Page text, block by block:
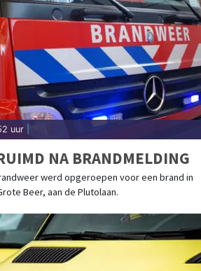
uur
NA BRANDMELDING
werd opgeroepen voor een brand in
Beer, aan de Plutolaan.